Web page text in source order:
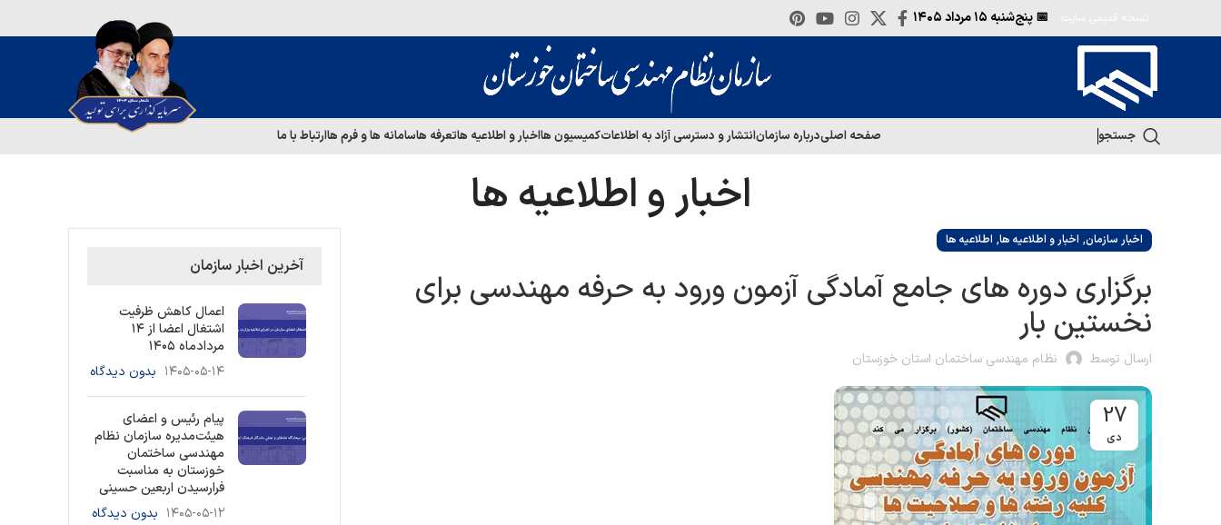
📅 پنج‌شنبه
جستجو صفحه اصلیدرباره سازمانانتشار و دسترسی آزاد به اطلاعاتکمیسیون هااخبار و اطلاعیه هاتعرفه هاسامانه ها و فرم هاارتباط با ما
اخبار و اطلاعیه ها
اخبار سازمان, اخبار و اطلاعیه ها, اطلاعیه ها
برگزاری دوره های جامع آمادگی آزمون ورود به حرفه مهندسی برای
نخستین بار
ارسال توسط نظام مهندسی ساختمان استان خوزستان
27
دی
آخرین اخبار سازمان
اعمال کاهش ظرفیت
اشتغال اعضا از ۱۴
مردادماه ۱۴۰۵
۱۴۰۵-۰۵-۱۴ بدون دیدگاه
پیام رئیس و اعضای
هیئت‌مدیره سازمان نظام
مهندسی ساختمان
خوزستان به مناسبت
فرارسیدن اربعین حسینی
۱۴۰۵-۰۵-۱۲ بدون دیدگاه